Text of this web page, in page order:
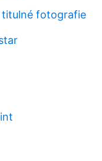
titulné fotografie